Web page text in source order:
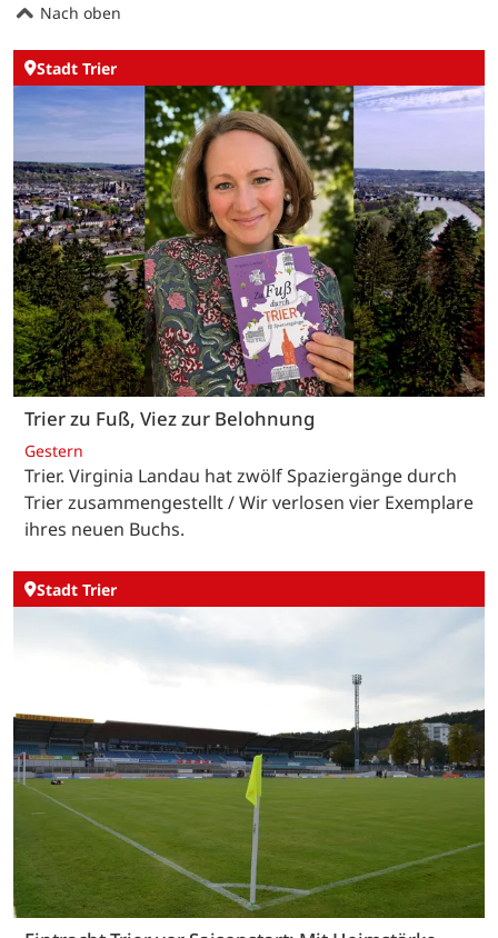
Nach oben
Stadt Trier
Trier zu Fuß, Viez zur Belohnung
Gestern
Trier. Virginia Landau hat zwölf Spaziergänge durch
Trier zusammengestellt / Wir verlosen vier Exemplare
ihres neuen Buchs.
Stadt Trier